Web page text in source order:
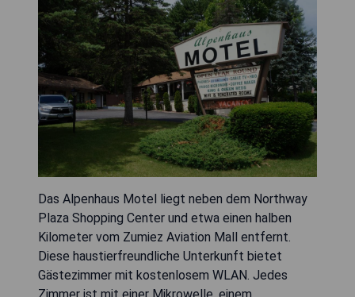
Das Alpenhaus Motel liegt neben dem Northway
Plaza Shopping Center und etwa einen halben
Kilometer vom Zumiez Aviation Mall entfernt.
Diese haustierfreundliche Unterkunft bietet
Gästezimmer mit kostenlosem WLAN. Jedes